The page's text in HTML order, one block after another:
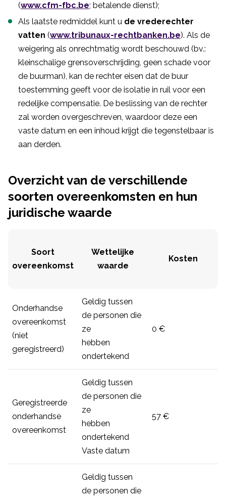
(www.cfm-fbc.be; betalende dienst);
Als laatste redmiddel kunt u de vrederechter
vatten (www.tribunaux-rechtbanken.be). Als de
weigering als onrechtmatig wordt beschouwd (bv.:
kleinschalige grensoverschrijding, geen schade voor
de buurman), kan de rechter eisen dat de buur
toestemming geeft voor de isolatie in ruil voor een
redelijke compensatie. De beslissing van de rechter
zal worden overgeschreven, waardoor deze een
vaste datum en een inhoud krijgt die tegenstelbaar is
aan derden.
Overzicht van de verschillende
soorten overeenkomsten en hun
juridische waarde
Soort
overeenkomst
Wettelijke
waarde
Kosten
Onderhandse
overeenkomst
(niet
geregistreerd)
Geldig tussen
de personen die
ze
hebben
ondertekend
0 €
Geregistreerde
onderhandse
overeenkomst
Geldig tussen
de personen die
ze
hebben
ondertekend
Vaste datum
57 €
Geldig tussen
de personen die